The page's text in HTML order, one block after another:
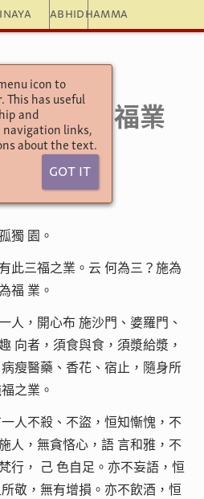
Abhidhamma
icon to
This has useful
and
links,
about the text.
Got It
增壹阿含經
（二）福業
獨 園。
此三福之業。云 何為三？施為
福 業。
人，開心布 施沙門、婆羅門、
向者，須食與食，須漿給漿，
瘦醫藥、香花、宿止，隨身所
之業。
人不殺、不盜，恒知慚愧，不
人，無貪悋心，語 言和雅，不
行， 己 色自足。亦不妄語，恒
敬，無有增損。亦不飲酒，恒